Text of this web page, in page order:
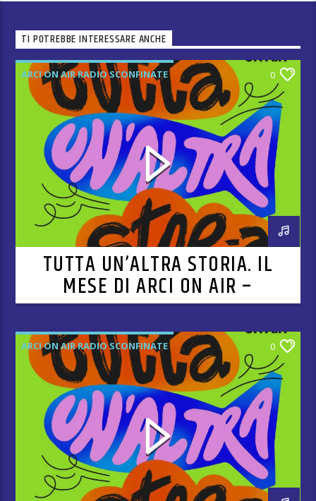
TI POTREBBE INTERESSARE ANCHE
ARCI ON AIR RADIO SCONFINATE 0
TUTTA UN’ALTRA STORIA. IL
MESE DI ARCI ON AIR –
PUNTATA 9
ARCI ON AIR RADIO SCONFINATE 0